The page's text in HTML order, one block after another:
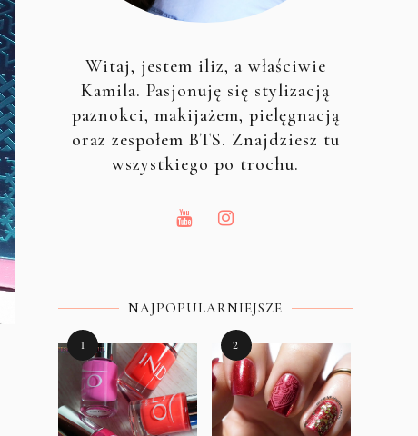
Witaj, jestem iliz, a właściwie
Kamila. Pasjonuję się stylizacją
paznokci, makijażem, pielęgnacją
oraz zespołem BTS. Znajdziesz tu
wszystkiego po trochu.
NAJPOPULARNIEJSZE